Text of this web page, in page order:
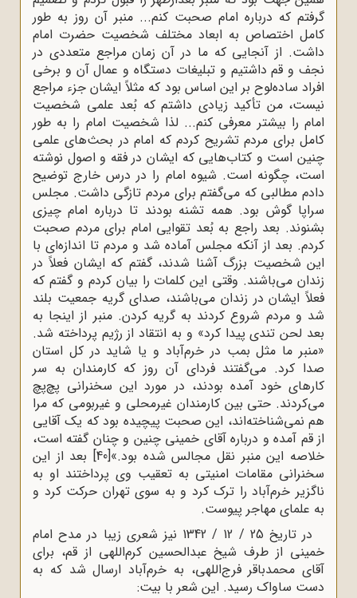
گرفتم که درباره امام صحبت کنم... منبر آن روز به طور
کامل اختصاص به ابعاد مختلف شخصیت حضرت امام
داشت. از آنجایی که ما در آن زمان مراجع متعددی در
نجف و قم داشتیم و تبلیغات دستگاه و عمال آن و برخی
افراد ساده‌لوح بر این اساس بود که مثلاً ایشان جزء مراجع
نیست، من تأکید زیادی داشتم که بُعد علمی شخصیت
امام را بیشتر معرفی کنم... لذا شخصیت امام را به طور
کامل برای مردم تشریح کردم که امام در بحث‌های علمی
چنین است و کتاب‌هایی که ایشان در فقه و اصول نوشته
است، چگونه است. شیوه امام را در درس خارج توضیح
دادم مطالبی که می‌گفتم برای مردم تازگی داشت. مجلس
سراپا گوش بود. همه تشنه بودند تا درباره امام چیزی
بشنوند. بعد راجع به بُعد تقوایی امام برای مردم صحبت
کردم. بعد از آنکه مجلس آماده شد و مردم تا اندازه‌ای با
این شخصیت بزرگ آشنا شدند، گفتم که ایشان فعلاً در
زندان می‌باشند. وقتی این کلمات را بیان کردم و گفتم که
فعلاً ایشان در زندان می‌باشند، صدای گریه جمعیت بلند
شد و مردم شروع کردند به گریه کردن. منبر از اینجا به
بعد لحن تندی پیدا کرد» و به انتقاد از رژیم پرداخته شد.
«منبر ما مثل بمب در خرم‌آباد و یا شاید در کل استان
صدا کرد. می‌گفتند فردای آن روز که کارمندان به سر
کارهای خود آمده بودند، در مورد این سخنرانی پچ‌پچ
می‌کردند. حتی بین کارمندان غیرمحلی و غیربومی که مرا
هم نمی‌شناخته‌اند، این صحبت پیچیده بود که یک آقایی
از قم آمده و درباره آقای خمینی چنین و چنان گفته است،
خلاصه این منبر نقل مجالس شده بود.»[40]
بعد از این
سخنرانی مقامات امنیتی به تعقیب وی پرداختند او به
ناگزیر خرم‌آباد را ترک کرد و به سوی تهران حرکت کرد و
به علمای مهاجر پیوست.
در تاریخ 25 / 12 / 1342 نیز شعری زیبا در مدح امام
خمینی از طرف شیخ عبدالحسین کرم‌اللهى از قم، براى
آقاى محمدباقر فرج‌اللهى، به خرم‌آباد ارسال شد که به
دست ساواک رسید. این شعر با بیت: